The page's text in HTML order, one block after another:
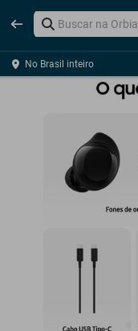
No Brasil inteiro